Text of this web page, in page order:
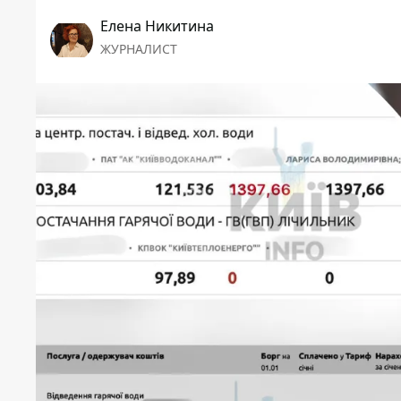
Елена Никитина
ЖУРНАЛИСТ